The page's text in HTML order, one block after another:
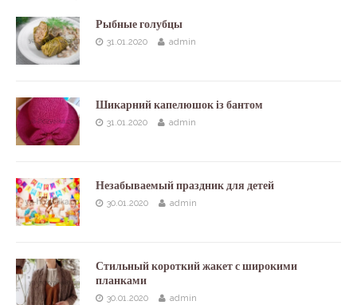
Рыбные голубцы
31.01.2020 admin
Шикарний капелюшок із бантом
31.01.2020 admin
Незабываемый праздник для детей
30.01.2020 admin
Стильный короткий жакет с широкими
планками
30.01.2020 admin